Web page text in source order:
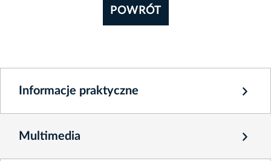
POWRÓT
Informacje praktyczne
Multimedia